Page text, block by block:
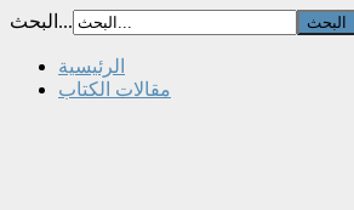
البحث...
الرئيسية
مقالات الكتاب